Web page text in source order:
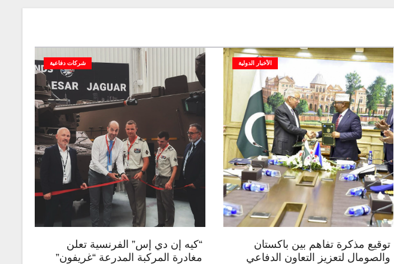
الأخبار الدولية
توقيع مذكرة تفاهم بين باكستان
والصومال لتعزيز التعاون الدفاعي
شركات دفاعية
“كيه إن دي إس” الفرنسية تعلن
مغادرة المركبة المدرعة “غريفون”